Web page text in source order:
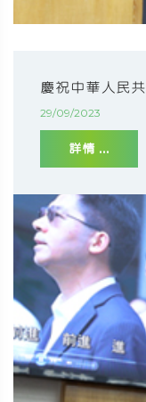
慶祝中華人民
29/09/2023
詳情 ...